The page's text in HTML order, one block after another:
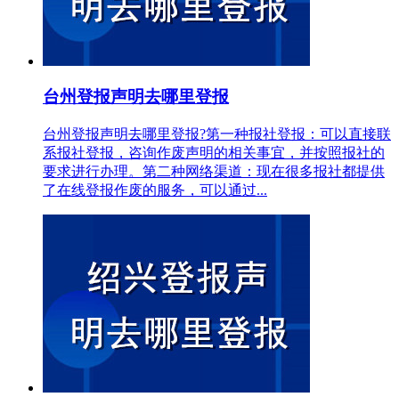
台州登报声明去哪里登报
台州登报声明去哪里登报?第一种报社登报：可以直接联
系报社登报，咨询作废声明的相关事宜，并按照报社的
要求进行办理。第二种网络渠道：现在很多报社都提供
了在线登报作废的服务，可以通过...